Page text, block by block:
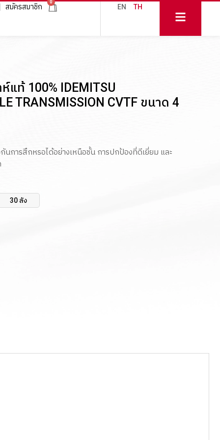
สมัครสมาชิก
0
EN TH
แท้ 100% IDEMITSU
TRANSMISSION CVTF ขนาด 4
นการสึกหรอได้อย่างเหนือชั้น การปกป้องที่ดีเยี่ยม และ
30 ลัง